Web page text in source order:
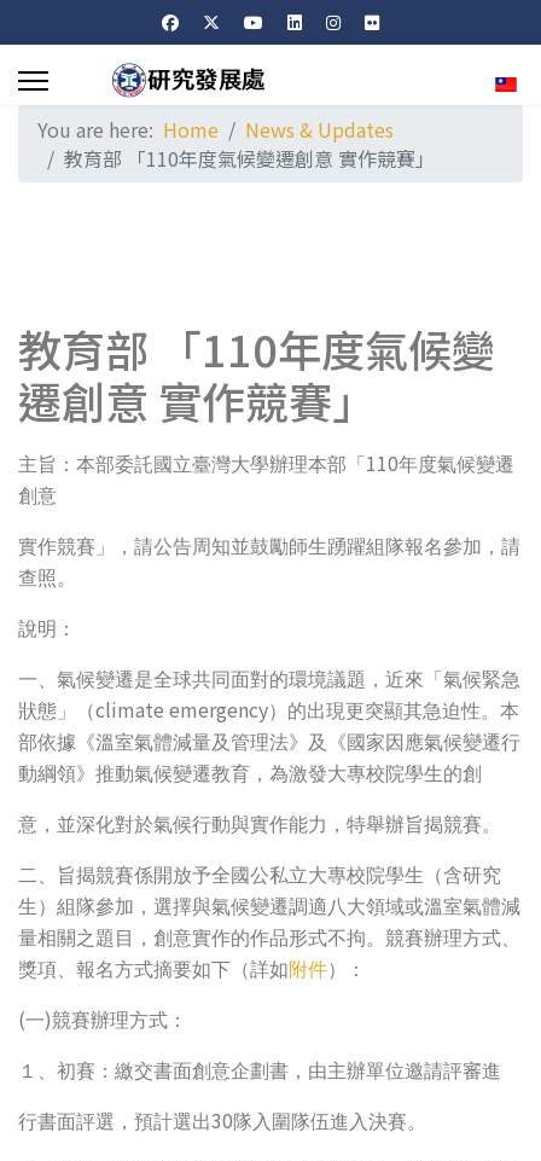
You are here: Home
News & Updates
教育部 「110年度氣候變遷創意 實作競賽」
教育部 「110年度氣候變
遷創意 實作競賽」
主旨：本部委託國立臺灣大學辦理本部「 110年度氣候變遷
創意
實作競賽」，請公告周知並鼓勵師生踴躍組隊報名參加，請
查照。
說明：
一、氣候變遷是全球共同面對的環境議題，近來「氣候緊急
狀態」（climate emergency）的出現更突顯其急迫性。本
部依據《溫室氣體減量及管理法》及《國家因應氣候變遷行
動綱領》推動氣候變遷教育，為激發大專校院學生的創
意，並深化對於氣候行動與實作能力，特舉辦旨揭競賽。
二、旨揭競賽係開放予全國公私立大專校院學生（含研究
生）組隊參加，選擇與氣候變遷調適八大領域或溫室氣體減
量相關之題目，創意實作的作品形式不拘。競賽辦理方式、
獎項、報名方式摘要如下（詳如附件）：
(一)競賽辦理方式：
１、初賽：繳交書面創意企劃書，由主辦單位邀請評審進
行書面評選，預計選出30隊入圍隊伍進入決賽。